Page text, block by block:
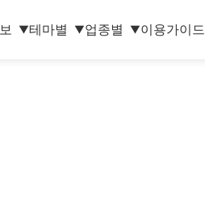
▼테마별 ▼업종별 ▼이용가이드